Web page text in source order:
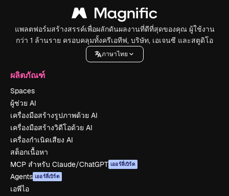
แพลตฟอร์มสร้างสรรค์เพื่อผลักดันผลงานที่ดีที่สุดของคุณ ผู้ใช้งาน
กว่า 1 ล้านราย ครอบคลุมทั้งครีเอทีฟ, บริษัท, เอเจนซี และสตูดิโอ
ภาษาไทย
ผลิตภัณฑ์
Spaces
ผู้ช่วย AI
เครื่องมือสร้างรูปภาพด้วย AI
เครื่องมือสร้างวิดีโอด้วย AI
เครื่องกำเนิดเสียง AI
สต็อกเนื้อหา
MCP สำหรับ Claude/ChatGPT เออร์ลี่เบิร์ด
Agents เออร์ลี่เบิร์ด
เอพีไอ